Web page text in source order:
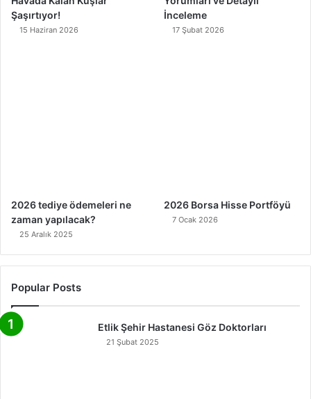
Şaşırtıyor!
15 Haziran 2026
İnceleme
17 Şubat 2026
2026 tediye ödemeleri ne
zaman yapılacak?
25 Aralık 2025
2026 Borsa Hisse Portföyü
7 Ocak 2026
Popular Posts
Etlik Şehir Hastanesi Göz Doktorları
21 Şubat 2025